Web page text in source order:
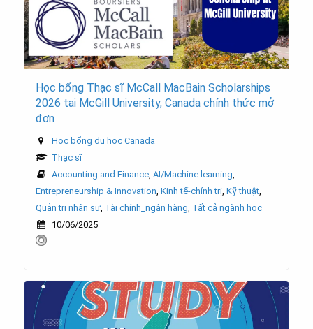
Học bổng Thạc sĩ McCall MacBain Scholarships
2026 tại McGill University, Canada chính thức mở
đơn
Học bổng du học Canada
Thạc sĩ
Accounting and Finance, AI/Machine learning,
Entrepreneurship & Innovation, Kinh tế-chính trị, Kỹ thuật,
Quản trị nhân sự, Tài chính_ngân hàng, Tất cả ngành học
10/06/2025